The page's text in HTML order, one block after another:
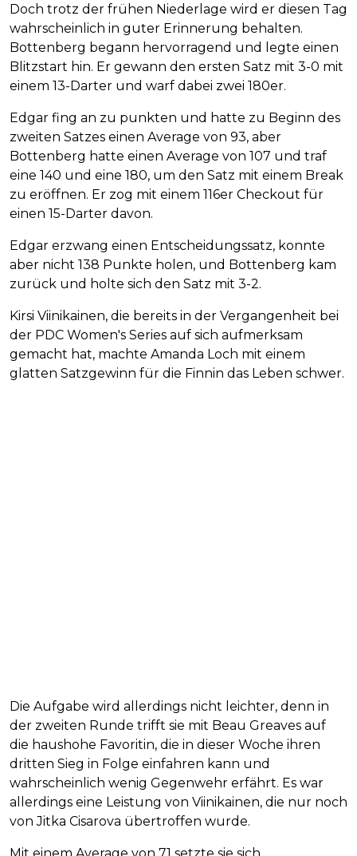
Doch trotz der frühen Niederlage wird er diesen Tag
wahrscheinlich in guter Erinnerung behalten.
Bottenberg begann hervorragend und legte einen
Blitzstart hin. Er gewann den ersten Satz mit 3-0 mit
einem 13-Darter und warf dabei zwei 180er.
Edgar fing an zu punkten und hatte zu Beginn des
zweiten Satzes einen Average von 93, aber
Bottenberg hatte einen Average von 107 und traf
eine 140 und eine 180, um den Satz mit einem Break
zu eröffnen. Er zog mit einem 116er Checkout für
einen 15-Darter davon.
Edgar erzwang einen Entscheidungssatz, konnte
aber nicht 138 Punkte holen, und Bottenberg kam
zurück und holte sich den Satz mit 3-2.
Kirsi Viinikainen, die bereits in der Vergangenheit bei
der PDC Women's Series auf sich aufmerksam
gemacht hat, machte Amanda Loch mit einem
glatten Satzgewinn für die Finnin das Leben schwer.
Die Aufgabe wird allerdings nicht leichter, denn in
der zweiten Runde trifft sie mit Beau Greaves auf
die haushohe Favoritin, die in dieser Woche ihren
dritten Sieg in Folge einfahren kann und
wahrscheinlich wenig Gegenwehr erfährt. Es war
allerdings eine Leistung von Viinikainen, die nur noch
von Jitka Cisarova übertroffen wurde.
Mit einem Average von 71 setzte sie sich